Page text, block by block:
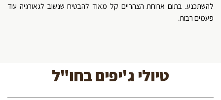
להשתכנע. בתום ארוחת הצהריים קל מאוד להבטיח שנשוב לגאורגיה עוד
פעמים רבות.
טיולי ג'יפים בחו"ל